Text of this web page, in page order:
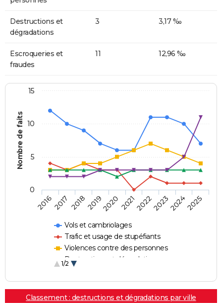
Destructions et
dégradations
3 3,17 ‰
Escroqueries et
fraudes
11 12,96 ‰
Nombre de faits
Vols et cambriolages
Trafic et usage de stupéfiants
Violences contre des personnes
Destructions et dégradations
1/2
20162017 20182019202020212022202320242025
0
5
10
15
Classement : destructions et dégradations par ville